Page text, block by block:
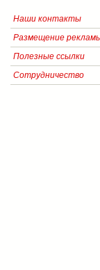
Наши контакты
Размещение
Полезные ссылки
Сотрудничество